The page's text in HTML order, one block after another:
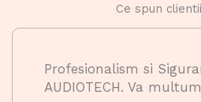
Ce spun
Profesionalism si
AUDIOTECH. Va